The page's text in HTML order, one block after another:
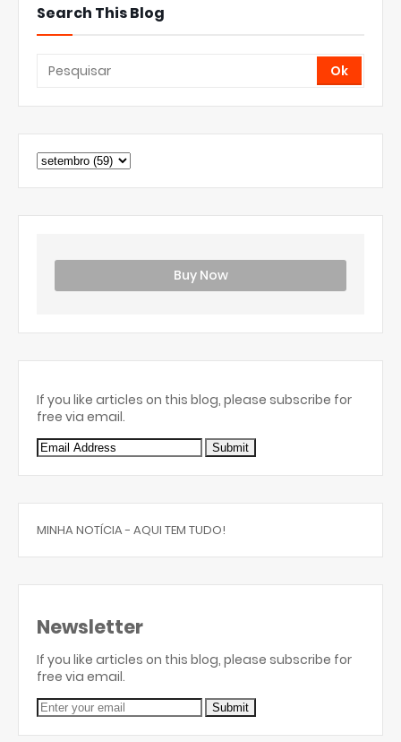
Search This Blog
Buy Now
If you like articles on this blog, please subscribe for
free via email.
MINHA NOTÍCIA - AQUI TEM TUDO!
Newsletter
If you like articles on this blog, please subscribe for
free via email.